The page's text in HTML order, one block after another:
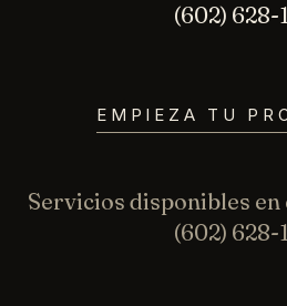
(602) 628-
EMPIEZA TU
Servicios disponibles en
(602) 628-